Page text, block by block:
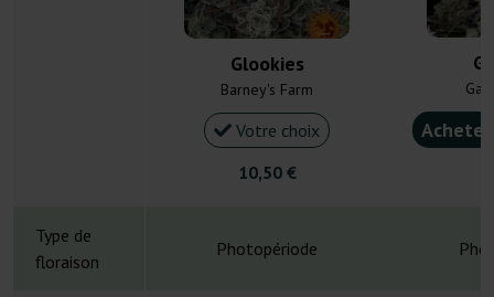
Glookies
Barney's Farm
Votre choix
10,50 €
Type de
floraison
Photopériode